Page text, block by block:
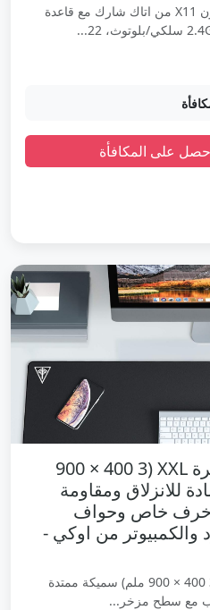
ماوس العاب لاسلكي خفيف الوزن X11 من اتاك شارك مع قاعدة
على المكافأة
قاعدة ماوس العاب كبيرة XXL (900 × 400 3
للانزلاق ومقاومة
خاص وحواف
والكمبيوتر من اوكي -
قاعدة ماوس العاب كبيرة XXL (900 × 400 3 ملم) سميكة ممتدة
مع سطح مزخر...